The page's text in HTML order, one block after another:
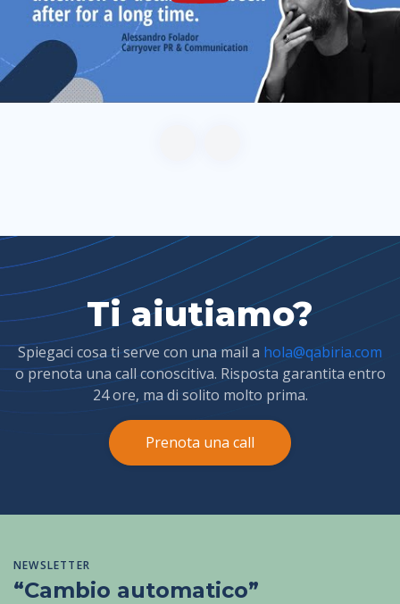
Ti aiutiamo?
Spiegaci cosa ti serve con una mail a hola@qabiria.com
o prenota una call conoscitiva. Risposta garantita entro
24 ore, ma di solito molto prima.
Prenota una call
NEWSLETTER
“Cambio automatico”